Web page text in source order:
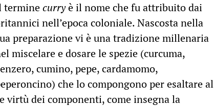
terminecurryè il nome che fu attribuito dai
nell’epoca coloniale. Nascosta nella
preparazione vi è una tradizione millenaria
miscelare e dosare le spezie (curcuma,
cumino, pepe, cardamomo,
che lo compongono per esaltare al
dei componenti, come insegna la